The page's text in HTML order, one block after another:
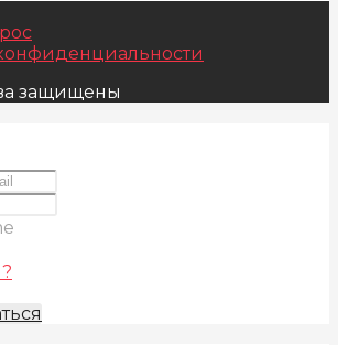
защищены